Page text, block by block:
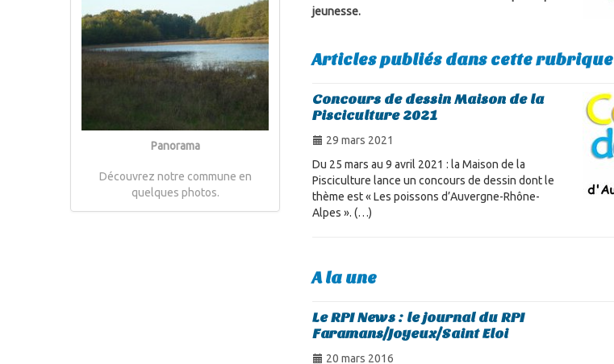
jeunesse.
Articles publiés dans cette rubrique
Concours de dessin Maison de la
Pisciculture 2021
29 mars 2021
Du 25 mars au 9 avril 2021 : la Maison de la
Pisciculture lance un concours de dessin dont le
thème est « Les poissons d’Auvergne-Rhône-
Alpes ». (…)
A la une
Le RPI News : le journal du RPI
Faramans/Joyeux/Saint Eloi
20 mars 2016
Panorama
Découvrez notre commune en
quelques photos.